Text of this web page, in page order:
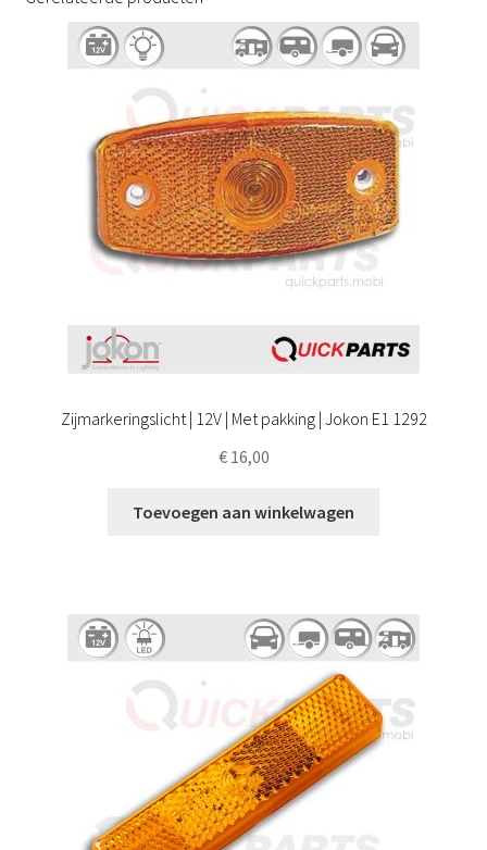
Zijmarkeringslicht | 12V | Met pakking | Jokon E1 1292
€16,00
Toevoegen aan winkelwagen